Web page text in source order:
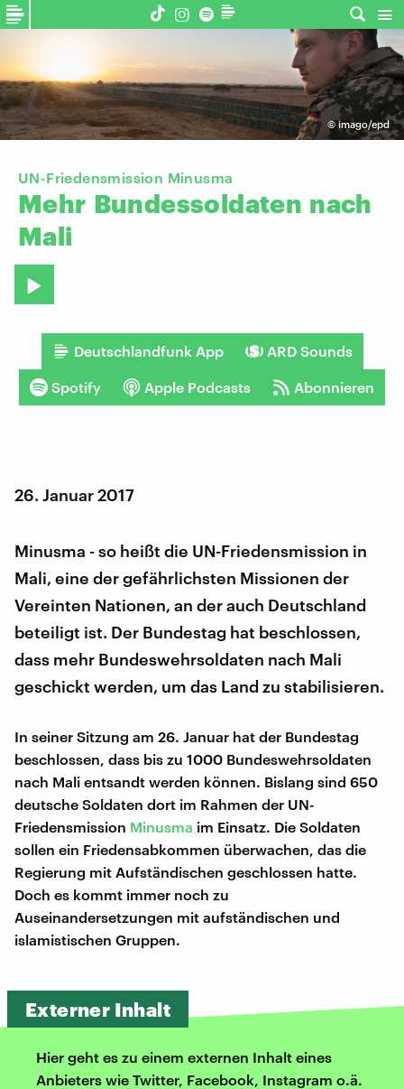
© imago/epd
UN-Friedensmission Minusma
Mehr Bundessoldaten nach
Mali
Deutschlandfunk App ARD Sounds
Spotify Apple Podcasts Abonnieren
26. Januar 2017
Minusma - so heißt die UN-Friedensmission in
Mali, eine der gefährlichsten Missionen der
Vereinten Nationen, an der auch Deutschland
beteiligt ist. Der Bundestag hat beschlossen,
dass mehr Bundeswehrsoldaten nach Mali
geschickt werden, um das Land zu stabilisieren.
In seiner Sitzung am 26. Januar hat der Bundestag
beschlossen, dass bis zu 1000 Bundeswehrsoldaten
nach Mali entsandt werden können. Bislang sind 650
deutsche Soldaten dort im Rahmen der UN-
Friedensmission Minusma im Einsatz. Die Soldaten
sollen ein Friedensabkommen überwachen, das die
Regierung mit Aufständischen geschlossen hatte.
Doch es kommt immer noch zu
Auseinandersetzungen mit aufständischen und
islamistischen Gruppen.
Externer Inhalt
Hier geht es zu einem externen Inhalt eines
Anbieters wie Twitter, Facebook, Instagram o.ä.